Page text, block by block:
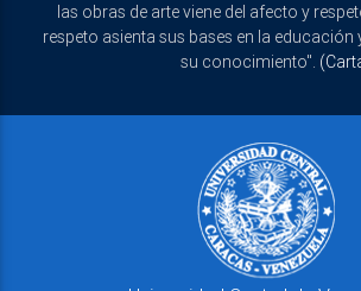
las obras de arte viene del afecto y
respeto asienta sus bases en la educación
su conocimiento".